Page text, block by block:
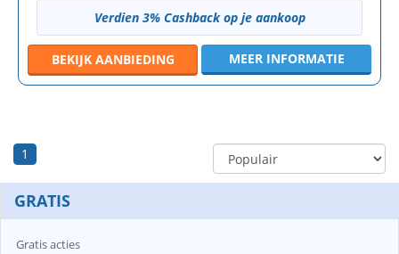
Verdien 3% Cashback op je aankoop
BEKIJK AANBIEDING MEER INFORMATIE
1
GRATIS
Gratis acties